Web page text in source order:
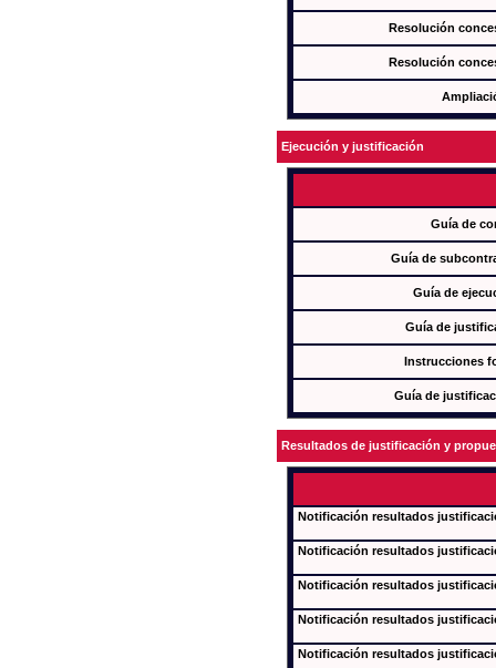
Resolución
Resolución
Ejecución y justificación
Guía de
Guía de
Guía de
Guía de
Instrucciones
Guía de
Resultados de justificación y
Notificación resultados
Notificación resultados
Notificación resultados
Notificación resultados
Notificación resultados